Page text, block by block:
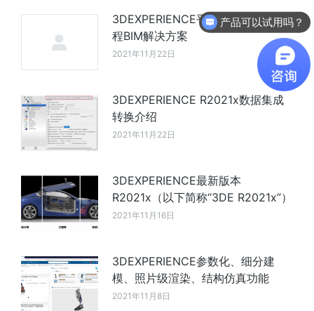
3DEXPERIENCE平台的市政交通工
程BIM解决方案
2021年11月22日
3DEXPERIENCE R2021x数据集成
转换介绍
2021年11月22日
3DEXPERIENCE最新版本
R2021x（以下简称“3DE R2021x”）
2021年11月16日
3DEXPERIENCE参数化、细分建
模、照片级渲染、结构仿真功能
2021年11月8日
产品可以试用吗？